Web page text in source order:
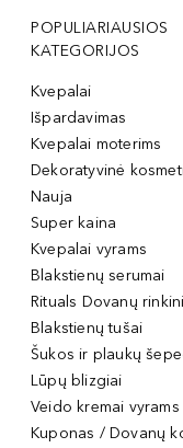
POPULIARIAUSIOS
KATEGORIJOS
Kvepalai
Išpardavimas
Kvepalai moterims
Dekoratyvinė
Nauja
Super kaina
Kvepalai vyrams
Blakstienų serumai
Rituals Dovanų
Blakstienų tušai
Šukos ir plaukų
Lūpų blizgiai
Veido kremai vyrams
Kuponas / Dovanų